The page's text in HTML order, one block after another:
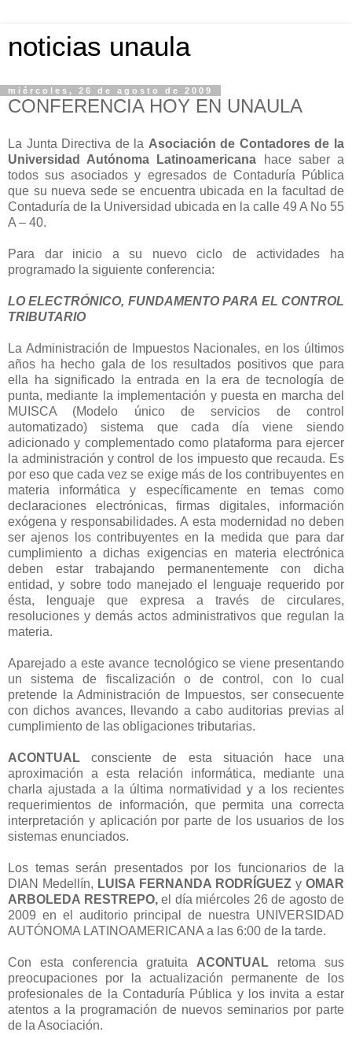
noticias unaula
miércoles, 26 de agosto de 2009
CONFERENCIA HOY EN UNAULA
La Junta Directiva de la Asociación de Contadores de la
Universidad Autónoma Latinoamericana hace saber a
todos sus asociados y egresados de Contaduría Pública
que su nueva sede se encuentra ubicada en la facultad de
Contaduría de la Universidad ubicada en la calle 49 A No 55
A – 40.
Para dar inicio a su nuevo ciclo de actividades ha
programado la siguiente conferencia:
LO ELECTRÓNICO, FUNDAMENTO PARA EL CONTROL
TRIBUTARIO
La Administración de Impuestos Nacionales, en los últimos
años ha hecho gala de los resultados positivos que para
ella ha significado la entrada en la era de tecnología de
punta, mediante la implementación y puesta en marcha del
MUISCA (Modelo único de servicios de control
automatizado) sistema que cada día viene siendo
adicionado y complementado como plataforma para ejercer
la administración y control de los impuesto que recauda. Es
por eso que cada vez se exige más de los contribuyentes en
materia informática y específicamente en temas como
declaraciones electrónicas, firmas digitales, información
exógena y responsabilidades. A esta modernidad no deben
ser ajenos los contribuyentes en la medida que para dar
cumplimiento a dichas exigencias en materia electrónica
deben estar trabajando permanentemente con dicha
entidad, y sobre todo manejado el lenguaje requerido por
ésta, lenguaje que expresa a través de circulares,
resoluciones y demás actos administrativos que regulan la
materia.
Aparejado a este avance tecnológico se viene presentando
un sistema de fiscalización o de control, con lo cual
pretende la Administración de Impuestos, ser consecuente
con dichos avances, llevando a cabo auditorias previas al
cumplimiento de las obligaciones tributarias.
ACONTUAL consciente de esta situación hace una
aproximación a esta relación informática, mediante una
charla ajustada a la última normatividad y a los recientes
requerimientos de información, que permita una correcta
interpretación y aplicación por parte de los usuarios de los
sistemas enunciados.
Los temas serán presentados por los funcionarios de la
DIAN Medellín, LUISA FERNANDA RODRÍGUEZ y OMAR
ARBOLEDA RESTREPO,el día miércoles 26 de agosto de
2009 en el auditorio principal de nuestra UNIVERSIDAD
AUTÓNOMA LATINOAMERICANA a las 6:00 de la tarde.
Con esta conferencia gratuita ACONTUAL retoma sus
preocupaciones por la actualización permanente de los
profesionales de la Contaduría Pública y los invita a estar
atentos a la programación de nuevos seminarios por parte
de la Asociación.